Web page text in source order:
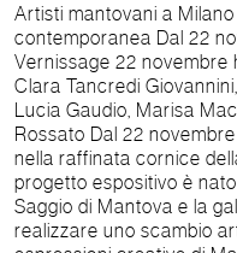
Artisti mantovani a Milano
contemporanea Dal 22 novembre al 20 dicembre 2014
Vernissage 22 novembre h.16-18 Artisti: Anna
Clara Tancredi
Lucia Gaudio, Marisa
Rossato Dal 22 novembre esporranno otto artisti mantovani
nella raffinata cornice
progetto espositivo è
Saggio di Mantova e la
realizzare uno scambio